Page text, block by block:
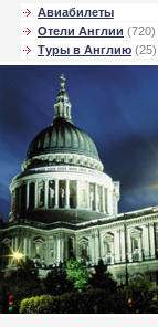
Авиабилеты
Отели Англии (720)
Туры в Англию (25)